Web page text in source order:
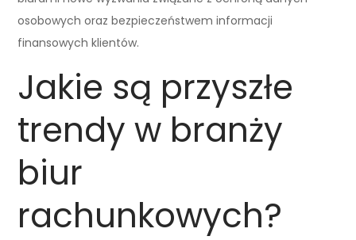
osobowych oraz bezpieczeństwem informacji
finansowych klientów.
Jakie są przyszłe
trendy w branży
biur
rachunkowych?